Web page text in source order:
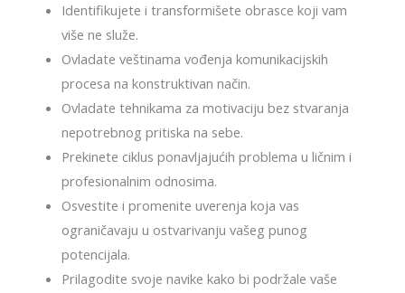
Identifikujete i transformišete obrasce koji vam
više ne služe.
Ovladate veštinama vođenja komunikacijskih
procesa na konstruktivan način.
Ovladate tehnikama za motivaciju bez stvaranja
nepotrebnog pritiska na sebe.
Prekinete ciklus ponavljajućih problema u ličnim i
profesionalnim odnosima.
Osvestite i promenite uverenja koja vas
ograničavaju u ostvarivanju vašeg punog
potencijala.
Prilagodite svoje navike kako bi podržale vaše